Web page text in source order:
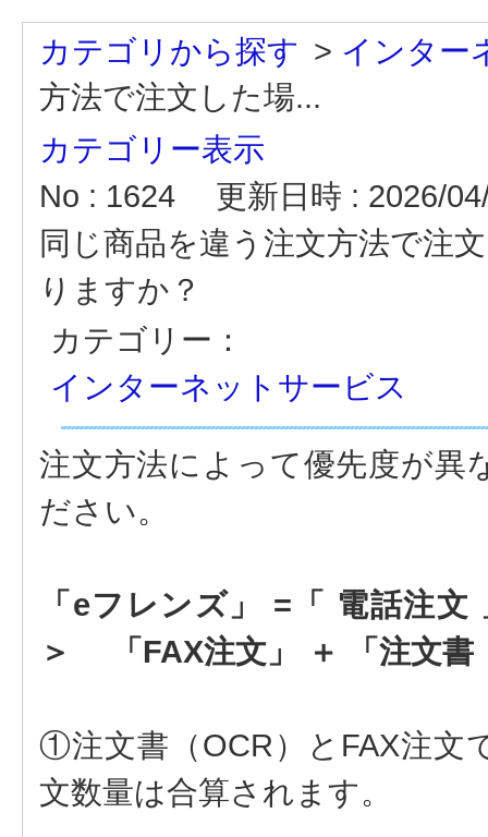
カテゴリから探す > インター
方法で注文した場...
カテゴリー表示
No : 1624
更新日時 : 2026/
同じ商品を違う注文方法で注
りますか？
カテゴリー：
インターネットサービス
注文方法によって優先度が異
ださい。
「eフレンズ」 =「 電話注
＞ 「FAX注文」 ＋ 「注文
①注文書（OCR）とFAX注文
文数量は合算されます。